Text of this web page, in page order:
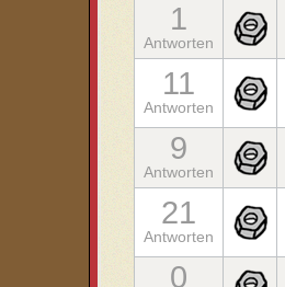
1
Antworten
11
Antworten
9
Antworten
21
Antworten
0